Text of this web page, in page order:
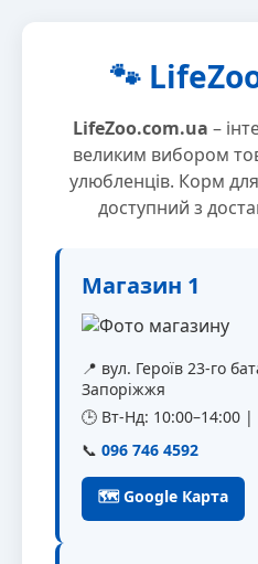
🐾
LifeZoo.com.ua –
великим вибором
улюбленців. Корм
доступний з
Магазин 1
📍 вул. Героїв 23-го
Запоріжжя
🕒 Вт-Нд: 10:00–14:00
📞 096 746 4592
🗺 Google Карта